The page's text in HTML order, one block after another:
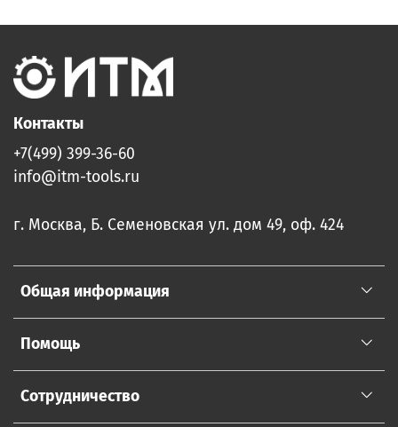
Общая информация
Помощь
Сотрудничество
Контакты
+7(499) 399-36-60
info@itm-tools.ru
г. Москва, Б. Семеновская ул. дом 49, оф. 424